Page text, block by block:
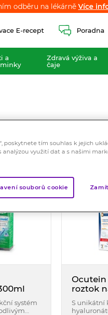
odběru na lékárně Více
odběru na lékárně Více
E-recept Poradna
a
Zdravá výživa a
čaje
systém
Ocutein
roztok
čočky
S unikátní
poskytnete tím souhlas k jejich
analýzou využití dat a s našimi
souborů cookie